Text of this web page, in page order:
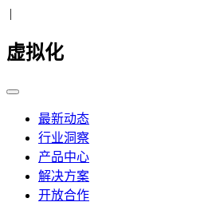
|
虚拟化
最新动态
行业洞察
产品中心
解决方案
开放合作